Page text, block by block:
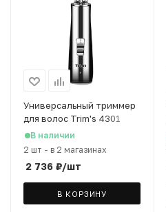
Универсальный триммер
для волос Trim's 4301
В наличии
2 шт - в 2 магазинах
2 736 ₽/шт
В КОРЗИНУ